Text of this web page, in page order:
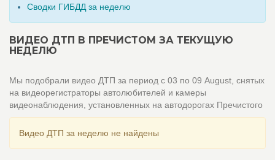
Сводки ГИБДД за неделю
ВИДЕО ДТП В ПРЕЧИСТОМ ЗА ТЕКУЩУЮ
НЕДЕЛЮ
Мы подобрали видео ДТП за период с 03 по 09 August, снятых
на видеорегистраторы автолюбителей и камеры
видеонаблюдения, установленных на автодорогах Пречистого
Видео ДТП за неделю не найдены